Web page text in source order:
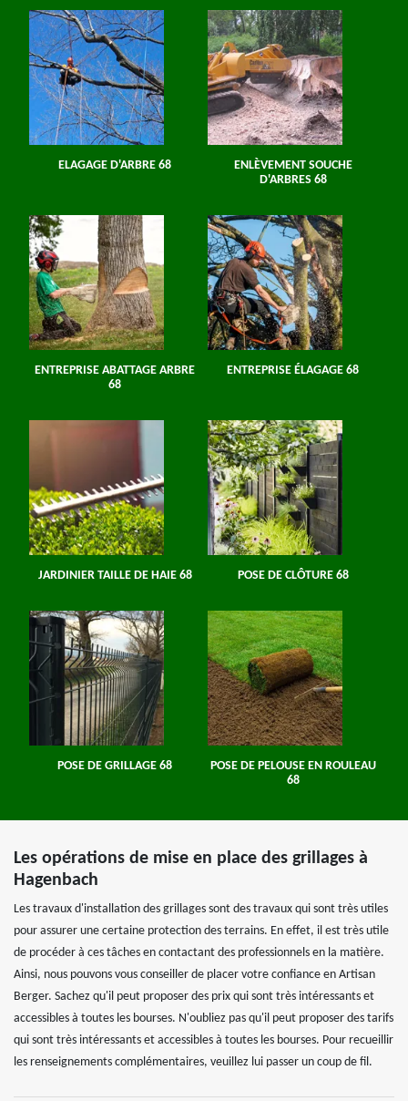
ELAGAGE D'ARBRE 68
ENLÈVEMENT SOUCHE
D'ARBRES 68
ENTREPRISE ABATTAGE ARBRE
68
ENTREPRISE ÉLAGAGE 68
JARDINIER TAILLE DE HAIE 68 POSE DE CLÔTURE 68
POSE DE GRILLAGE 68
POSE DE PELOUSE EN ROULEAU
68
Les opérations de mise en place des grillages à
Hagenbach
Les travaux d'installation des grillages sont des travaux qui sont très utiles
pour assurer une certaine protection des terrains. En effet, il est très utile
de procéder à ces tâches en contactant des professionnels en la matière.
Ainsi, nous pouvons vous conseiller de placer votre confiance en Artisan
Berger. Sachez qu'il peut proposer des prix qui sont très intéressants et
accessibles à toutes les bourses. N'oubliez pas qu'il peut proposer des tarifs
qui sont très intéressants et accessibles à toutes les bourses. Pour recueillir
les renseignements complémentaires, veuillez lui passer un coup de fil.